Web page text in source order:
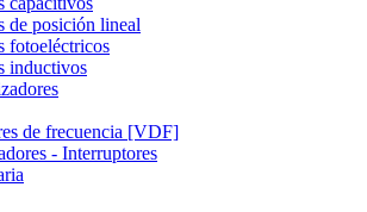
de posición lineal
fotoeléctricos
inductivos
de frecuencia [VDF]
- Interruptores